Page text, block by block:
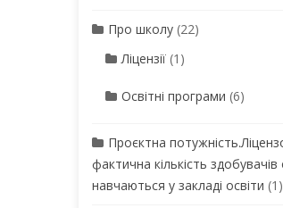
Про школу(22)
Ліцензії(1)
Освітні програми (6)
Проєктна
фактична кількість
навчаються у закладі освіти (1)